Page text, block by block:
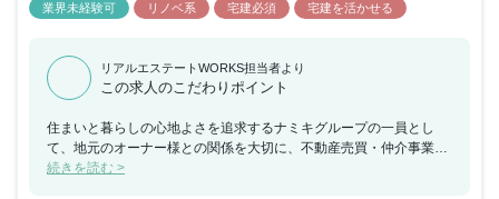
業界未経験可 リノベ系 宅建必須 宅建を活かせる
リアルエステートWORKS担当者より
この求人のこだわりポイント
住まいと暮らしの心地よさを追求するナミキグループの一員とし
て、地元のオーナー様との関係を大切に、不動産売買・仲介事業を
展開してまいりました。グループの幅広いネットワークをいかし、
続きを読む >